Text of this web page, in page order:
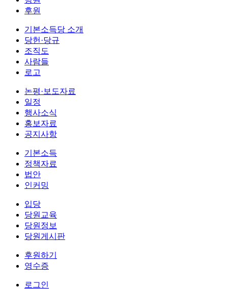
후원
기본소득당 소개
당헌·당규
조직도
사람들
로고
논평·보도자료
일정
행사소식
홍보자료
공지사항
기본소득
정책자료
법안
인커밍
입당
당원교육
당원정보
당원게시판
후원하기
영수증
로그인